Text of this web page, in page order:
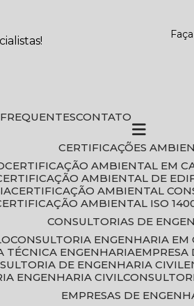
FREQUENTES CONTATO
CERTIFICAÇÕES
CERTIFICAÇÃO AMBIENTAL EM
CERTIFICAÇÃO AMBIENTAL DE
CERTIFICAÇÃO AMBIENTAL
CERTIFICAÇÃO AMBIENTAL ISO
CONSULTORIAS DE
CONSULTORIA ENGENHARIA
TÉCNICA ENGENHARIA
DE ENGENHARIA CIVIL
ENGENHARIA CIVIL
EMPRESAS DE